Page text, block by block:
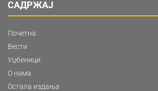
САДРЖАЈ
Почетна
Вести
Уџбеници
О нама
Остала издања